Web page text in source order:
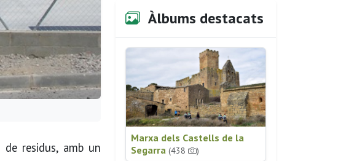
residus, amb un
Àlbums destacats
Marxa dels Castells de la
Segarra (438 )